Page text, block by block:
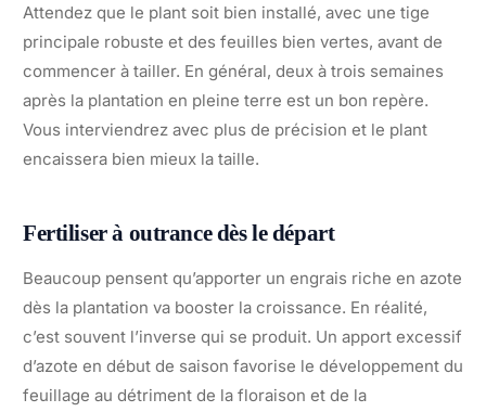
Attendez que le plant soit bien installé, avec une tige
principale robuste et des feuilles bien vertes, avant de
commencer à tailler. En général, deux à trois semaines
après la plantation en pleine terre est un bon repère.
Vous interviendrez avec plus de précision et le plant
encaissera bien mieux la taille.
Fertiliser à outrance dès le départ
Beaucoup pensent qu’apporter un engrais riche en azote
dès la plantation va booster la croissance. En réalité,
c’est souvent l’inverse qui se produit. Un apport excessif
d’azote en début de saison favorise le développement du
feuillage au détriment de la floraison et de la